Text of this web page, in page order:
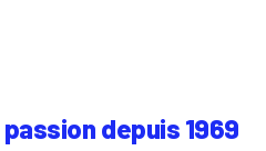
passion depuis 1969